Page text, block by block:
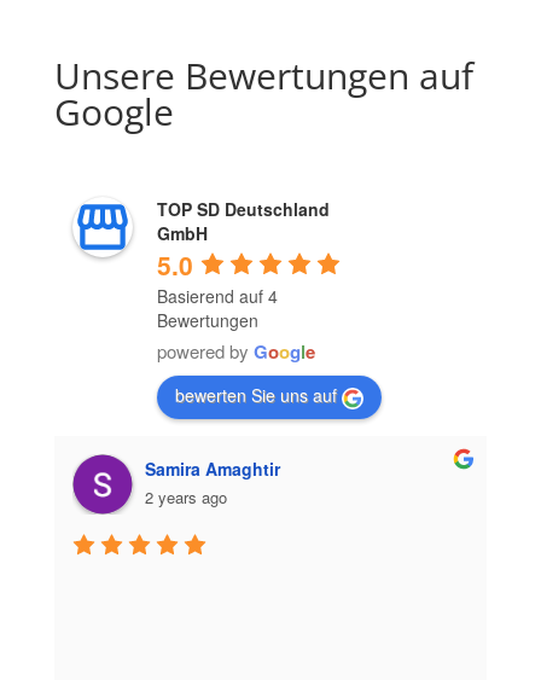
Unsere Bewertungen auf
Google
TOP SD Deutschland
GmbH
5.0
Basierend auf 4
Bewertungen
powered by Google
bewerten Sie uns auf
Samira Amaghtir
2 years ago